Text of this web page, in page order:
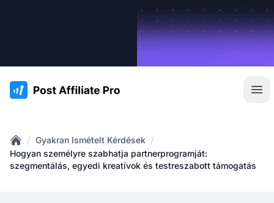
:site.title
Home
/ Gyakran Ismételt Kérdések /
Hogyan személyre szabhatja partnerprogramját:
szegmentálás, egyedi kreatívok és testreszabott támogatás